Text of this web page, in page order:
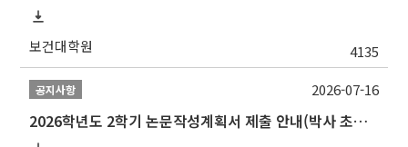
보건대학원 4135
공지사항
2026학년도 2학기 논문작성계획서 제출 안내(박사 초심 일정 포함)_Thesis Proposal
2026-07-16